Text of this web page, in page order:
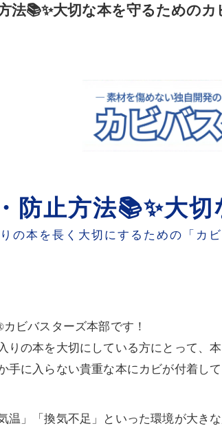
り
法📚✨大切な本を守るためのカ
防止方法📚✨大
の本を長く大切にするための「カ
ビバスターズ本部です！
りの本を大切にしている方にとって、
手に入らない貴重な本にカビが付着し
温」「換気不足」といった環境が大き